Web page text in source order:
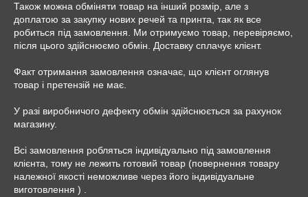
Також можна обміняти товар на інший розмір, але з
доплатою за закупку нових речей та принта, так як все
робиться під замовлення. Ми отримуємо товар, перевіряємо,
після цього здійснюємо обмін. Доставку сплачує клієнт.
Факт отримання замовлення означає, що клієнт оглянув
товар і претензій не має.
У разі виробничого дефекту обмін здійснюється за рахунок
магазину.
Всі замовлення робляться індивідуально під замовлення
клієнта, тому не лежить готовий товар (повернення товару
належної якості неможливе через його індивідуальне
виготовлення ) .